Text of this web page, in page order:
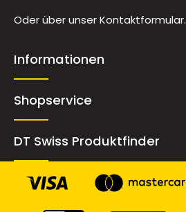
Oder über unserKontaktformular.
Informationen
Shopservice
DT Swiss Produktfinder